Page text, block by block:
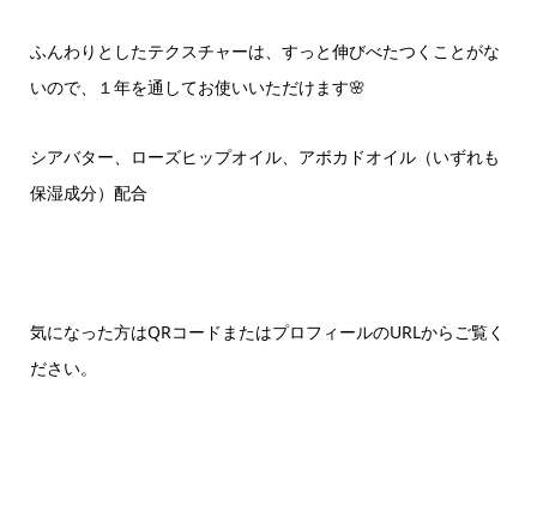
ふんわりとしたテクスチャーは、すっと伸びべたつくことがな
いので、１年を通してお使いいただけます🌸
シアバター、ローズヒップオイル、アボカドオイル（いずれも
保湿成分）配合
気になった方はQRコードまたはプロフィールのURLからご覧く
ださい。